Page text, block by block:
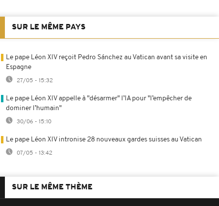
SUR LE MÊME PAYS
Le pape Léon XIV reçoit Pedro Sánchez au Vatican avant sa visite en
Espagne
27/05 - 15:32
Le pape Léon XIV appelle à "désarmer" l’IA pour "l’empêcher de
dominer l’humain"
30/06 - 15:10
Le pape Léon XIV intronise 28 nouveaux gardes suisses au Vatican
07/05 - 13:42
SUR LE MÊME THÈME